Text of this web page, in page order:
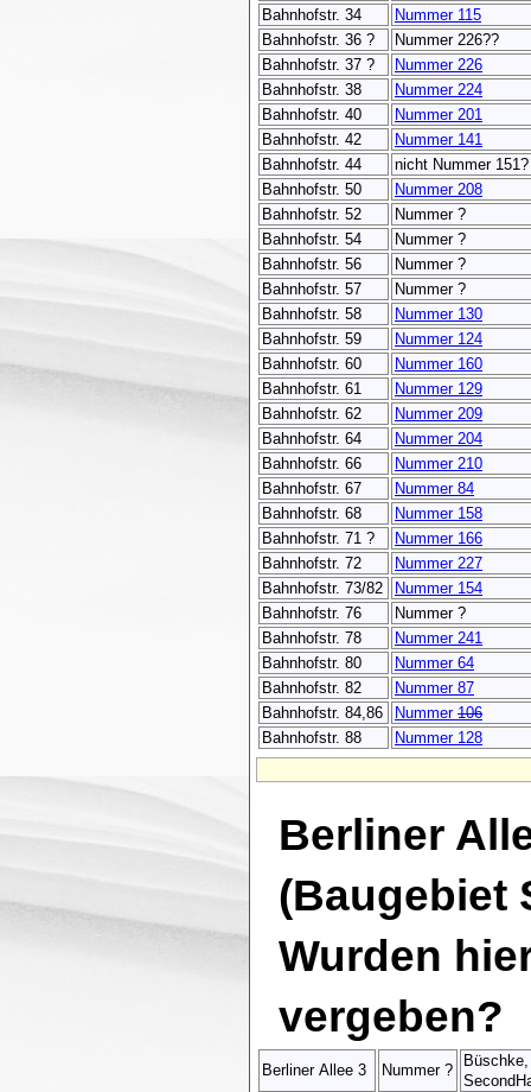
Bahnhofstr. 34
Nummer 115
Bahnhofstr. 36 ?
Nummer 226??
Bahnhofstr. 37 ?
Nummer 226
Bahnhofstr. 38
Nummer 224
Bahnhofstr. 40
Nummer 201
Bahnhofstr. 42
Nummer 141
Bahnhofstr. 44
nicht Nummer 151?
Bahnhofstr. 50
Nummer 208
Bahnhofstr. 52
Nummer ?
Bahnhofstr. 54
Nummer ?
Bahnhofstr. 56
Nummer ?
Bahnhofstr. 57
Nummer ?
Bahnhofstr. 58
Nummer 130
Bahnhofstr. 59
Nummer 124
Bahnhofstr. 60
Nummer 160
Bahnhofstr. 61
Nummer 129
Bahnhofstr. 62
Nummer 209
Bahnhofstr. 64
Nummer 204
Bahnhofstr. 66
Nummer 210
Bahnhofstr. 67
Nummer 84
Bahnhofstr. 68
Nummer 158
Bahnhofstr. 71 ?
Nummer 166
Bahnhofstr. 72
Nummer 227
Bahnhofstr. 73/82
Nummer 154
Bahnhofstr. 76
Nummer ?
Bahnhofstr. 78
Nummer 241
Bahnhofstr. 80
Nummer 64
Bahnhofstr. 82
Nummer 87
Bahnhofstr. 84,86
Nummer 106
Bahnhofstr. 88
Nummer 128
Berliner
(Baugebiet
Wurden
vergeben?
Berliner Allee 3 Nummer ?